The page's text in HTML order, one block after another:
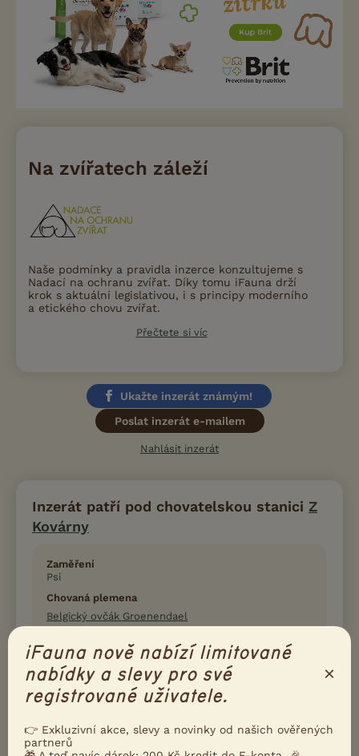
Na zvířatech záleží
Naše podmínky a pravidla inzerce konzultujeme s
Nadací na ochranu zvířat. Díky tomu iFauna drží
krok s aktuální legislativou, i s principy moderního
a etického chovu zvířat.
Přečtete si víc
Ukažte inzerát známým!
Poslat inzerát e-mailem
Nahlásit inzerát
Inzerát patří pod chovatelskou stanici Z
Kovárny
Zaměření
Psi
Chovaná plemena
Belgický ovčák Groenendael
Belgický ovčák Tervueren
Aktuální a plánované vrhy
žádné
iFauna nově nabízí limitované
nabídky a slevy pro své
registrované uživatele.
×
👉 Exkluzivní akce, slevy a novinky od našich ověřených
partnerů